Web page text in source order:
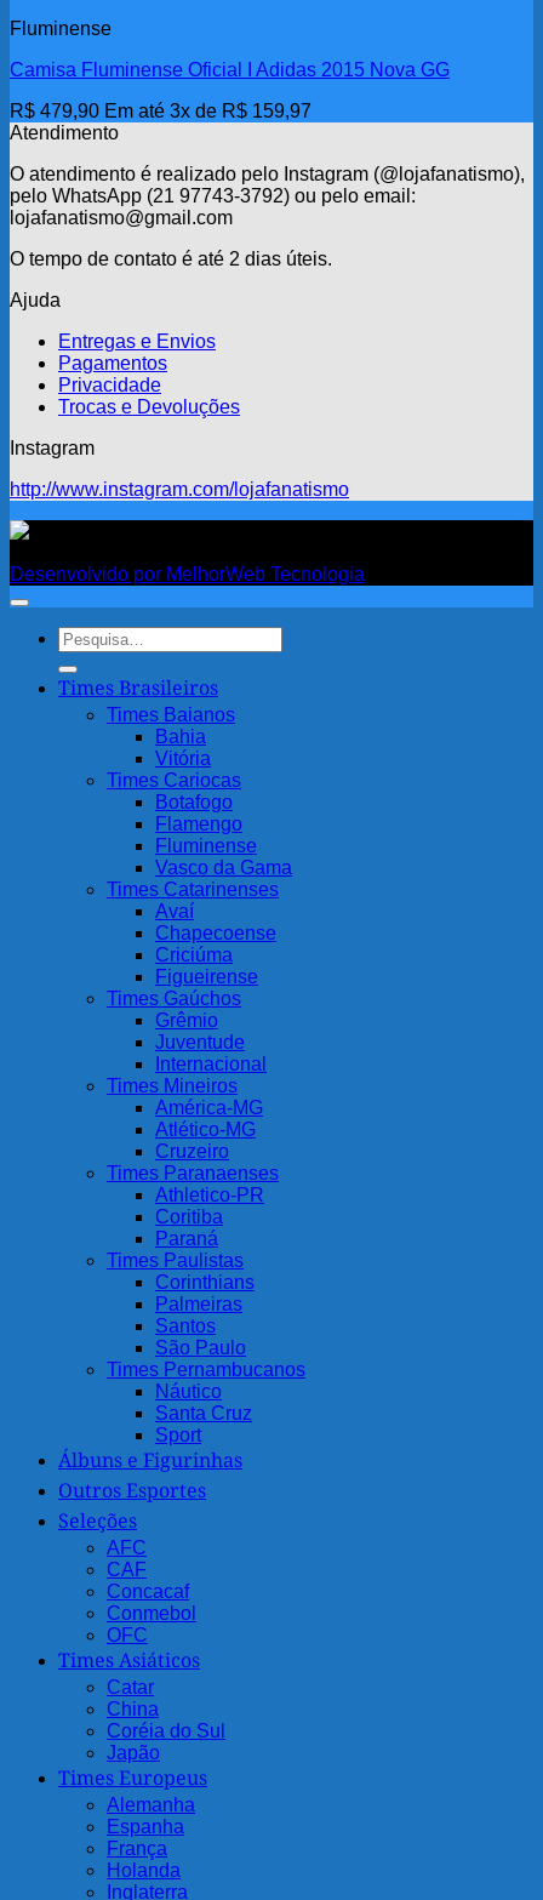
Fluminense
Camisa Fluminense Oficial I Adidas 2015 Nova GG
R$ 479,90 Em até 3x de R$ 159,97
Atendimento
O atendimento é realizado pelo Instagram (@lojafanatismo),
pelo WhatsApp (21 97743-3792) ou pelo email:
lojafanatismo@gmail.com
O tempo de contato é até 2 dias úteis.
Ajuda
Entregas e Envios
Pagamentos
Privacidade
Trocas e Devoluções
Instagram
http://www.instagram.com/lojafanatismo
Desenvolvido por MelhorWeb Tecnologia
Pesquisar
por:
Times Brasileiros
Times Baianos
Bahia
Vitória
Times Cariocas
Botafogo
Flamengo
Fluminense
Vasco da Gama
Times Catarinenses
Avaí
Chapecoense
Criciúma
Figueirense
Times Gaúchos
Grêmio
Juventude
Internacional
Times Mineiros
América-MG
Atlético-MG
Cruzeiro
Times Paranaenses
Athletico-PR
Coritiba
Paraná
Times Paulistas
Corinthians
Palmeiras
Santos
São Paulo
Times Pernambucanos
Náutico
Santa Cruz
Sport
Álbuns e Figurinhas
Outros Esportes
Seleções
AFC
CAF
Concacaf
Conmebol
OFC
Times Asiáticos
Catar
China
Coréia do Sul
Japão
Times Europeus
Alemanha
Espanha
França
Holanda
Inglaterra